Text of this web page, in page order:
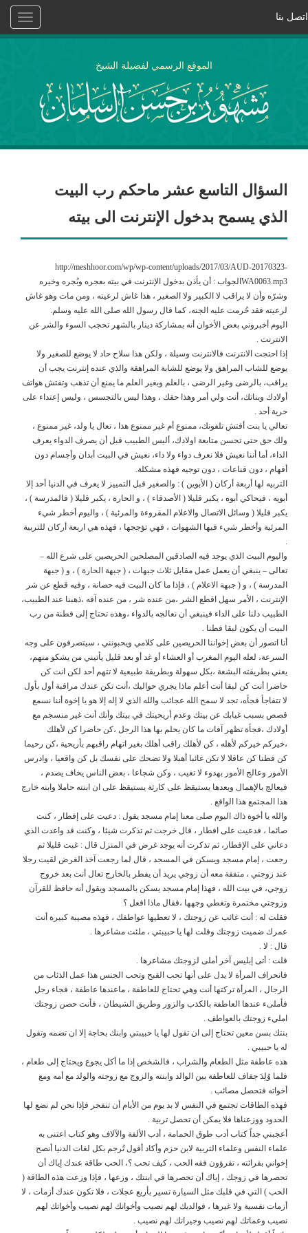
Toggle
اتصل بنا
الموقع الرسمي لفضيلة الشيخ
السؤال التاسع عشر ماحكم رب البيت
الذي يسمح بدخول الإنترنت الى بيته
http://meshhoor.com/wp/wp-content/uploads/2017/03/AUD-20170323-
WA0063.mp3الجواب : أن يأذن بدخول الإنترنت في بيته بعجره وبُجره وخيره
وشرّه وأن لا يراقب لا الكبير ولا الصغير ، هذا غاش لرعيته ، ومن مات وهو غاش
لرعيته فقد حُرمت عليه الجنه، كما قال رسول الله صلى الله عليه وسلم.
اليوم أخبروني بعض الأخوان أنه بمشاركة دينار بالشهر تحجب السوء والشر عن
الانترنت .
إذا احتجت الانترنت فالانترنت وسيلة ، ولكن هذا سلاح حاد لا يوضع للصغير ولا
يوضع للشاب المراهق ولا يوضع للشابة المراهقة والذي عنده إنترنت يجب أن
يراقب، بالرضى وغير الرضى ، بالعلم وبغير العلم ما يمنع أن تذهب وتفتش هواتف
أولادك وبناتك، أنت ولي أمر وهذا حقك ، وهذا ليس بالتجسس ، وليس إعتداء على
حرية أحد .
تعالي يا بنت أفتش تلفونك، ممنوع أم غير ممنوع هذا ، تعال يا ولد، غير ممنوع ،
ولك حق حتى تحسن متابعة اولادك، أليس الطبيب قبل أن يصرف الدواء يعرف
الداء، أما أننا نعيش فلا نعرف دواء ولا داء، نعيش في البيت أبدان وأجسام دون
أفهام ، دون قناعات ، دون توجيه فهذه مشكلة.
التربيه لها أربعة أركان ( الأبوين ) : والصغير قبل التمييز لا يعرف في الدنيا أحد إلا
أبويه ، فيحاكي أبوه ، يكبر قليلا ( الأصدقاء ) ، و الحارة ، يكبر قليلا ( فالمدرسة ) ،
يكبر قليلا ( وسائل الاتصال والاعلام المقروءة والمرئية ) ، واليوم أخطر شيء
المرئية وأخطر شيء فيها الشهوات ، فهي تؤججها ، فهذه هي اربعة أركان للتربية
واليوم البيت الذي يوجد فيه الصادقين المصلحين الحريصين على شرع الله –
تعالى – ينبغي أن يعمل عمل مقابل ثلاث جبهات ، ( جبهة الحارة ) ، و ( جبهة
المدرسة ) ، و ( جبهة الاعلام ) ، فإذا ما كان البيت فيه حصانة ، وفيه قطع عن شر
الإنترنت ، الأمر سهل اقطع الشر ،من عنده شر ، من عنده آفه ،ذهبنا عند الطبيب،
الطبيب دلنا على الداء فينبغي أن نعالجه بالدواء ،وهذه تحتاج إلى فطنة من رب
البيت أن يكون لبقا فطنا .
أنا اتصور أن بعض إخواننا الحريصين على كلامي ويحبونني ، سيتصرفون على وجه
السرعة، لعله اليوم المغرب أو العشاء أو غد أو بعد قليل يأتيني من يشكو منهم،
يعني بطريقته البشعة ،بكل سهولة وبطريقة طبيعية لا تتهم أحد لكن انت كن
حاضرا أنت كن لبقا أنت أعلم ماذا يجري حواليك ،أنت تكن عندك مراقبة أول بأول
لا تتفاجأ فجأه، تجد لا سمح الله عجائب والله الذي لا إله إلا هو يا إخوة أننا نسمع
قصص بسبب غيابك عن بيتك وعدم أريحيتك في بيتك وأنك أنت غير منسجم مع
أولادك ،فجأة تظهر آفات ما كان يحلم بها هذا الرجل ،كن حاضرا كن لأهلك
،خيركم خيركم ﻷهله ، كن ﻷهلك راقب أهلك بغير اتهام راقبهم بأريحية ،كن رحيما
كن فطنا كن عاقلا لا تكن غائبا أهبلا ولا تضحك على نفسك بل كن واقعيا ، وادرس
الأمور وعالج الأمور بهدوء لا تغيب ، وكن شجاعا ، بعض الناس يخاف يصدم ،
فيعالج بالإهمال وبعدها يستيقظ على كارثة يستيقظ على ان ابنته حاملا وابنه خارج
هذا المجتمع هذا الواقع .
والله يا أخوة ذاك اليوم صلى معنا إمام مسجد يقول : دعيت على إفطار ، كنت
صائما ، فدعيت على افطار ، قال خرجت ثم تذكرت شيئا ، وكنت قد واعدت الذي
دعاني على الإفطار، ثم تذكرت أنه يوجد غرض في المنزل قال : غبت قليلا ثم
رجعت ، إمام مسجد ويسكن في المسجد ، قال لما رجعت آخذ الغرض لقيت رجلا
عند زوجتي ، متفقة معه أن زوجي يريد أن يفطر بالخارج تعال أنت بعد خروج
زوجي، في بيت الله ، فهذا إمام مسجد يسكن بالمسجد ويقول أنه حافظ للقرآن
وزوجتي مختمرة وتغطي وجهها ،فقال ماذا افعل ؟
فقلت له : أنت غائب عن زوجتك ، لا تعطيها عواطفك ، فهذه مصيبة كبيرة أنت
عمرك ضميت زوجتك وقلت لها يا حبيبتي ، ملئت مشاعرها .
قال : لا .
قلت : أتى إبليس آخر أملى لزوجتك مشاعرها .
فانحراف المرأة لا يدل على أنها تحب القبح وتحب الجنس هذا عمل الذئاب من
الرجال ، المرأة تركتها أنت وهي تحتاج للعاطفة ، ماعندها عاطفة ، فجاء رجل
فأملىء عندها العاطفة بالكذب والزور وطريق الشيطان ، فأنت حصن زوجتك
امليء زوجتك بالعواطف .
بنتك بسن معين تحتاج إلى ان تقول لها يا حبيبتي وابنك بحاجة إلا ان تضمه وتقول
له يا حبيبي .
هذه عاطفة مثل الطعام والشراب ، فالشخص إذا ما أكل يجوع ويحتاج إلى طعام ،
فلما وُلِدَ جفاف للعاطفة بين الوالد وابنته والزوج مع زوجته والولد مع أمه ومع
أخواته فتحصل مصائب .
فهذه الطاقات تجتمع في النفس لا بد يوم من الأيام أن تنفجر فإذا نحن لم نضع لها
الحدود ووزعناها فلا يمكن أن تحصل تربية .
أعجبني جداً كتاب أدب طوق الحمامة ، أدب الألفة والآلاف وهو كتاب اعتنى به
علماء النفس وعلماء التربية لابن حزم وأكاد أقول تُرجم بكل لغات الدنيا أنصح
إخواني بقرائته ، تقرؤون فقه الحب ، كيف تحب ؟، الحب طاقة عندك إياك أن
تحصرها في زوجك ، إياك أن تحصرها في ابنتك ، وزعها ، فإذا وزعت هذه الطاقة (
الحب ) التي في قلبك مثل السيارة تسير بأربع عجلات ، فلا تكون عندك أزمات ، لا
أزمات نفسية ولا غيرها ، فوالديك لهم نصيب وأخوانك لهم نصيب وأخواتك لهم
نصيب وعماتك لهم نصيب وجيرانك لهم نصيب .